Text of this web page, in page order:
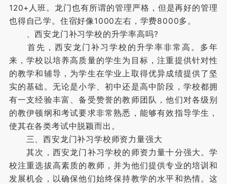
120+人班。龙门也有所谓的管理严格，但是再好的管理
也得自己学。住宿好像1000左右，学费8000多。
、西安龙门补习学校的升学率高吗?
首先，西安龙门补习学校的升学率非常高。多年
来，学校以培养高质量的学生为目标，注重提供针对性
的教学和辅导，为学生在学业上取得优异成绩提供了坚
实的基础。无论是小学、初中还是高中阶段，学校都拥
有一支经验丰富、备受赞誉的教师团队，他们对各级别
的教伊顿纲和考试要求非常熟悉，能够有效指导学生，
使其在各类考试中脱颖而出。
三、西安龙门补习学校师资力量强大
其次，西安龙门补习学校的师资力量十分强大。学
校注重选拔高素质的教师，并为他们提供专业的培训和
发展机会，以确保他们始终保持教学的水平和热情。这